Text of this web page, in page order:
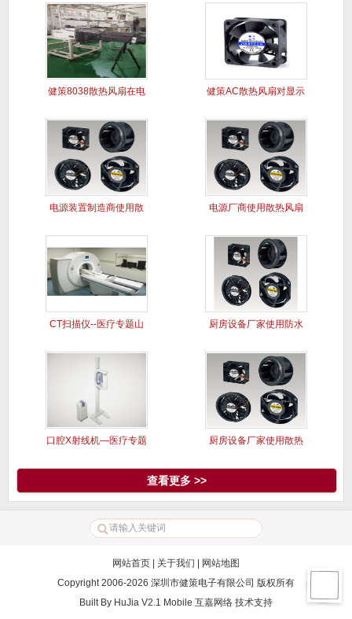
健策8038散热风扇在电 健策AC散热风扇对显示
电源装置制造商使用散 电源厂商使用散热风扇
CT扫描仪--医疗专题山 厨房设备厂家使用防水
口腔X射线机—医疗专题 厨房设备厂家使用散热
查看更多 >>
网站首页 | 关于我们 | 网站地图
Copyright 2006-2026 深圳市健策电子有限公司 版权所有
Built By HuJia V2.1 Mobile 互嘉网络 技术支持